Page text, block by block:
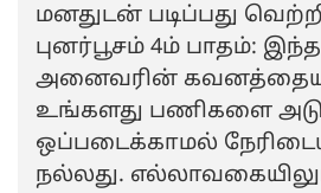
மனதுடன் படிப்பது
புனர்பூசம் 4ம் பாதம்:
அனைவரின்
உங்களது பணிகளை
ஒப்படைக்காமல்
நல்லது.